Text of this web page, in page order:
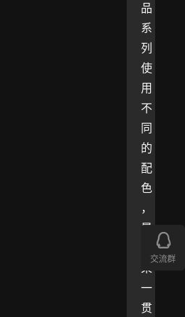
品
系
列
使
用
不
同
的
配
色
，
是
果
一
贯
交流群